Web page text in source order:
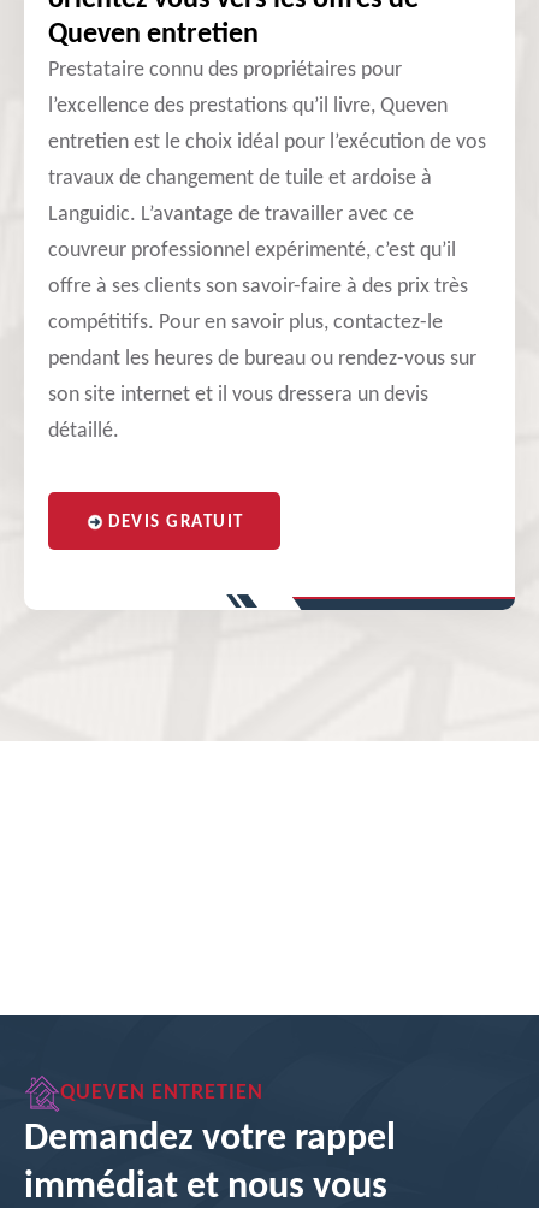
Queven entretien
Prestataire connu des propriétaires pour
l’excellence des prestations qu’il livre, Queven
entretien est le choix idéal pour l’exécution de vos
travaux de changement de tuile et ardoise à
Languidic. L’avantage de travailler avec ce
couvreur professionnel expérimenté, c’est qu’il
offre à ses clients son savoir-faire à des prix très
compétitifs. Pour en savoir plus, contactez-le
pendant les heures de bureau ou rendez-vous sur
son site internet et il vous dressera un devis
détaillé.
DEVIS GRATUIT
QUEVEN ENTRETIEN
Demandez votre rappel
immédiat et nous vous